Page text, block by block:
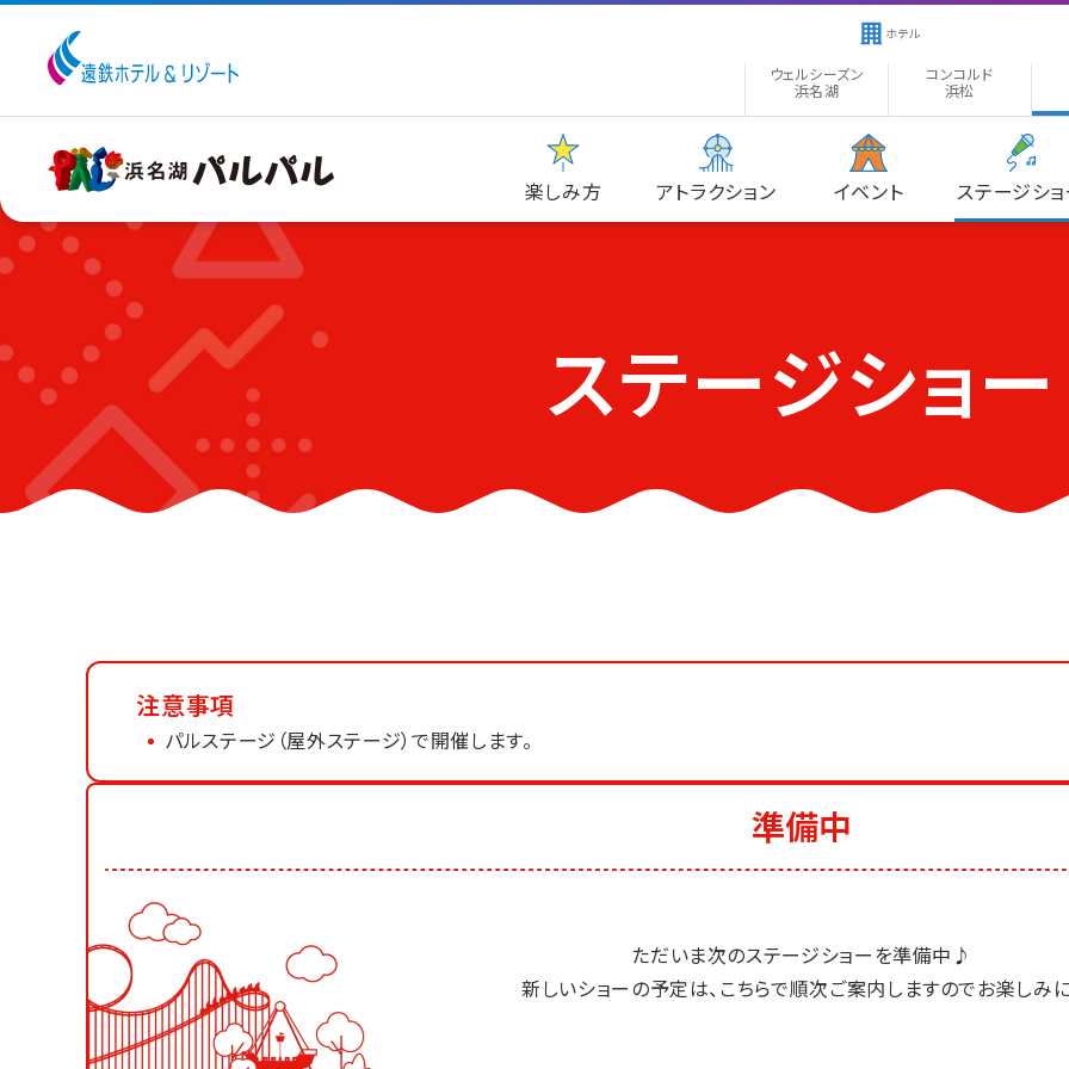
ホテル
ウェルシーズン
浜名湖
コンコルド
浜松
楽しみ方 アトラクション イベント ステージシ
ステージショー
注意事項
パルステージ（屋外ステージ）で開催します。
準備中
ただいま次のステージショーを準備中♪
新しいショーの予定は、こちらで順次ご案内しますのでお楽しみに